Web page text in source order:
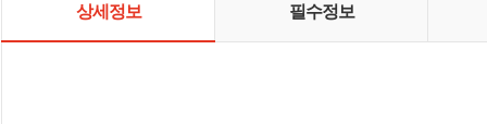
상세정보 필수정보